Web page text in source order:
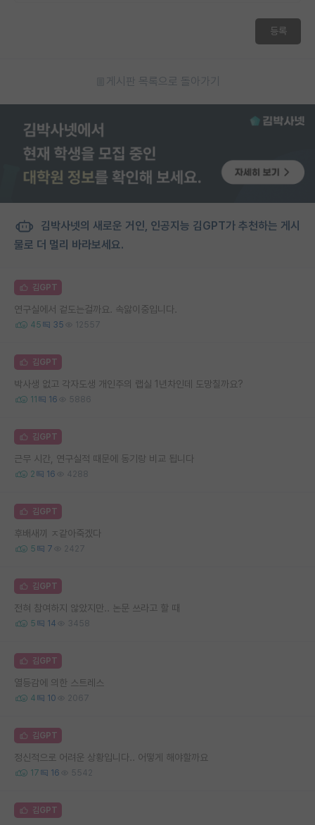
등록
게시판 목록으로 돌아가기
김박사넷의 새로운 거인, 인공지능 김GPT가 추천하는 게시
물로 더 멀리 바라보세요.
김GPT
연구실에서 겉도는걸까요. 속앓이중입니다.
45 35 12557
김GPT
박사생 없고 각자도생 개인주의 랩실 1년차인데 도망칠까요?
11 16 5886
김GPT
근무 시간, 연구실적 때문에 동기랑 비교 됩니다
2 16 4288
김GPT
후배새끼 ㅈ같아죽겠다
5 7 2427
김GPT
전혀 참여하지 않았지만.. 논문 쓰라고 할 때
5 14 3458
김GPT
열등감에 의한 스트레스
4 10 2067
김GPT
정신적으로 어려운 상황입니다.. 어떻게 해야할까요
17 16 5542
김GPT